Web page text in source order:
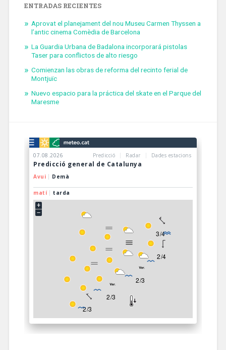
ENTRADAS RECIENTES
Aprovat el planejament del nou Museu Carmen Thyssen a
l’antic cinema Comèdia de Barcelona
La Guardia Urbana de Badalona incorporará pistolas
Taser para conflictos de alto riesgo
Comienzan las obras de reforma del recinto ferial de
Montjuïc
Nuevo espacio para la práctica del skate en el Parque del
Maresme